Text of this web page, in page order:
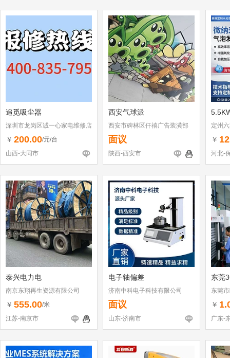
追觅吸尘器
深圳市龙岗区诚一心家电维修店
（个体工商户）
￥ 200.00/元/台
山西-大同市
西安气球派
西安市碑林区仟禧广告装潢部
面议
陕西-西安市
定州
￥
河北-
泰兴电力电
南京东翔再生资源有限公司
￥ 555.00/米
江苏-南京市
电子轴偏差
济南中科电子科技有限公司
面议
山东-济南市
东莞
东莞
￥
广东-